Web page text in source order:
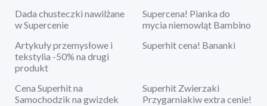
Dada chusteczki nawilżane
w Supercenie
Supercena! Pianka do
mycia niemowląt Bambino
Artykuły przemysłowe i
tekstylia -50% na drugi
produkt
Superhit cena! Bananki
Cena Superhit na
Samochodzik na gwizdek
Superhit Zwierzaki
Przygarniakiw extra cenie!